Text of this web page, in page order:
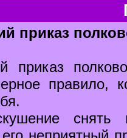
приказ
приказ
правило,
снять